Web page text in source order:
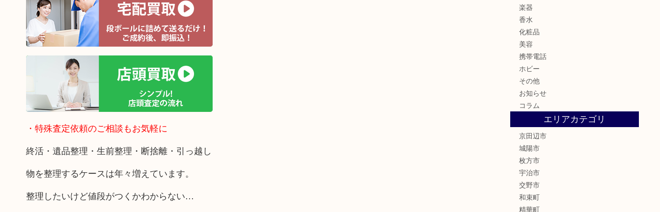
・特殊査定依頼のご相談もお気軽に
終活・遺品整理・生前整理・断捨離・引っ越し
物を整理するケースは年々増えています。
整理したいけど値段がつくかわからない…
楽器
香水
化粧品
美容
携帯電話
ホビー
その他
お知らせ
コラム
エリアカテゴリ
京田辺市
城陽市
枚方市
宇治市
交野市
和束町
精華町